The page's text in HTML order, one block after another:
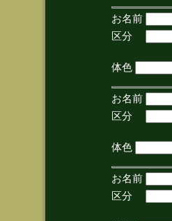
お名前
区分
(
体色
お名前
区分
(
体色
お名前
区分
(